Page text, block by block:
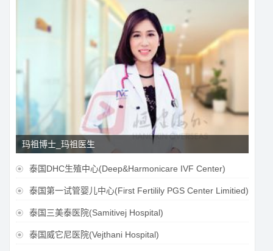
玛祖博士_玛祖医生
 泰国DHC生殖中心(Deep&Harmonicare IVF Center)
 泰国第一试管婴儿中心(First Fertilily PGS Center Limitied)
 泰国三美泰医院(Samitivej Hospital)
 泰国威它尼医院(Vejthani Hospital)